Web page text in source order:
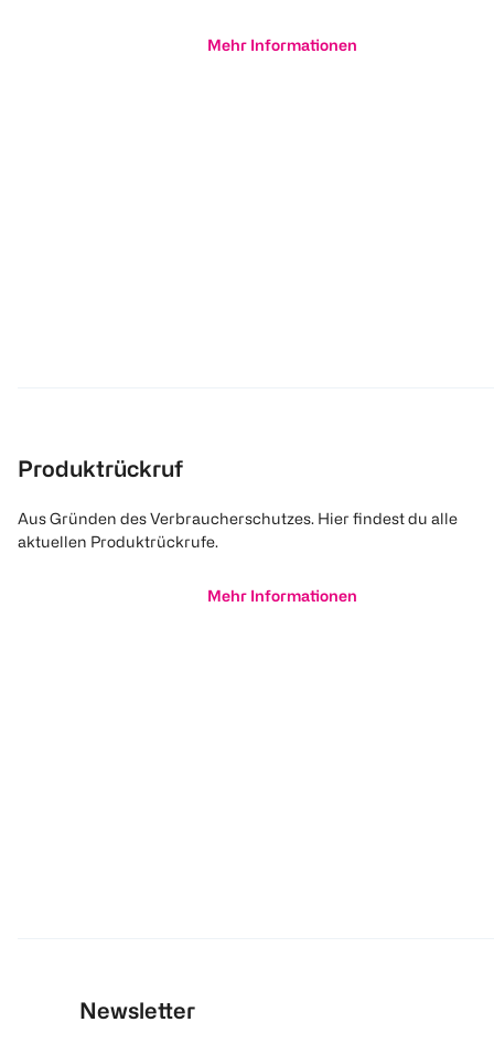
Mehr Informationen
Produktrückruf
Aus Gründen des Verbraucherschutzes. Hier findest du alle
aktuellen Produktrückrufe.
Mehr Informationen
Newsletter